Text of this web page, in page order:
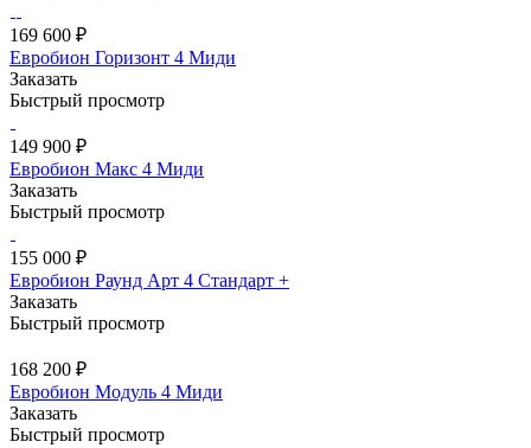
169 600 ₽
Евробион Горизонт 4 Миди
Заказать
Быстрый просмотр
149 900 ₽
Евробион Макс 4 Миди
Заказать
Быстрый просмотр
155 000 ₽
Евробион Раунд Арт 4 Стандарт +
Заказать
Быстрый просмотр
168 200 ₽
Евробион Модуль 4 Миди
Заказать
Быстрый просмотр